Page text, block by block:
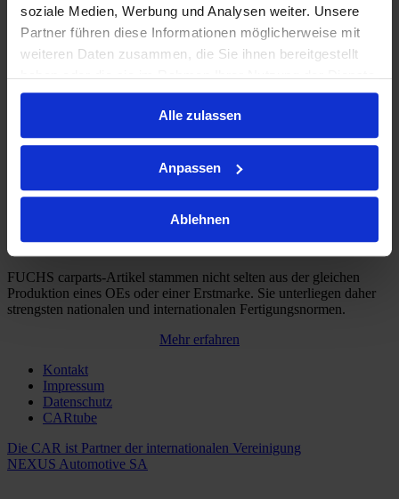
soziale Medien, Werbung und Analysen weiter. Unsere
Partner führen diese Informationen möglicherweise mit
weiteren Daten zusammen, die Sie ihnen bereitgestellt
haben oder die sie im Rahmen Ihrer Nutzung der Dienste
gesammelt haben.
Alle zulassen
Anpassen
Ablehnen
Die clevere Alternative, wenn es um erstklassige Qualität bei Ersatz-
Warensortiment und hohe Verfügbarkeit.
FUCHS carparts-Artikel stammen nicht selten aus der gleichen
Produktion eines OEs oder einer Erstmarke. Sie unterliegen daher
strengsten nationalen und internationalen Fertigungsnormen.
Mehr erfahren
Kontakt
Impressum
Datenschutz
CARtube
Die CAR ist Partner der internationalen Vereinigung
NEXUS Automotive SA